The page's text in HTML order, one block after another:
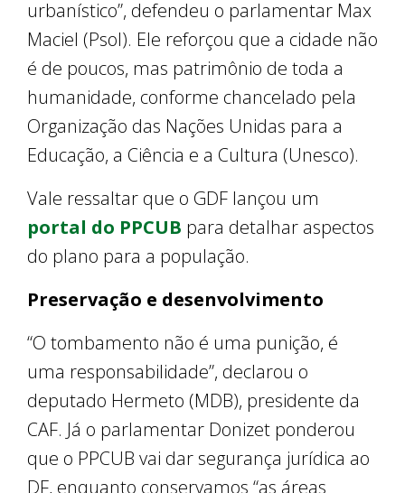
urbanístico”, defendeu o parlamentar Max
Maciel (Psol). Ele reforçou que a cidade não
é de poucos, mas patrimônio de toda a
humanidade, conforme chancelado pela
Organização das Nações Unidas para a
Educação, a Ciência e a Cultura (Unesco).
Vale ressaltar que o GDF lançou um
portal do PPCUB para detalhar aspectos
do plano para a população.
Preservação e desenvolvimento
“O tombamento não é uma punição, é
uma responsabilidade”, declarou o
deputado Hermeto (MDB), presidente da
CAF. Já o parlamentar Donizet ponderou
que o PPCUB vai dar segurança jurídica ao
DF, enquanto conservamos “as áreas